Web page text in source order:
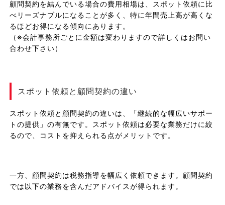
顧問契約を結んでいる場合の費用相場は、スポット依頼に比
べリーズナブルになることが多く、特に年間売上高が高くな
るほどお得になる傾向にあります。
（※会計事務所ごとに金額は変わりますので詳しくはお問い
合わせ下さい）
スポット依頼と顧問契約の違い
スポット依頼と顧問契約の違いは、「継続的な幅広いサポー
トの提供」の有無です。スポット依頼は必要な業務だけに絞
るので、コストを抑えられる点がメリットです。
一方、顧問契約は税務指導を幅広く依頼できます。顧問契約
では以下の業務を含んだアドバイスが得られます。